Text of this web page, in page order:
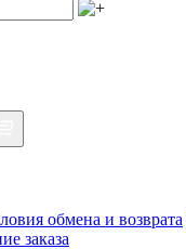
обмена и возврата
заказа